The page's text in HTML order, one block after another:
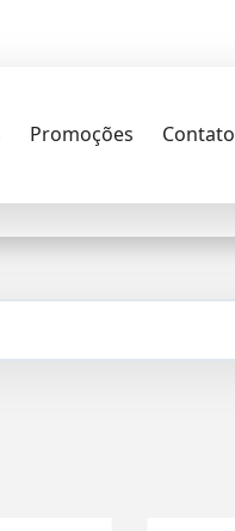
Promoções Contato